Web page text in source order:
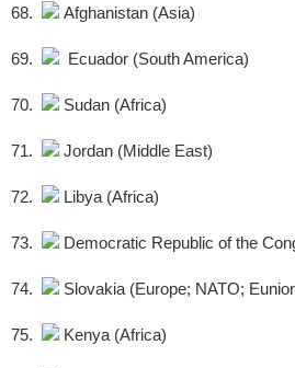
68. Afghanistan (Asia)
69. Ecuador (South America)
70. Sudan (Africa)
71. Jordan (Middle East)
72. Libya (Africa)
73. Democratic Republic of the
74. Slovakia (Europe; NATO;
75. Kenya (Africa)